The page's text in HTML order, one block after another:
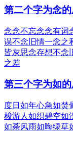
第二个字为念
念念不忘念念有词
误不念旧情一念之
皆灰思念存想不念
之差
第三个字为如
度日如年心急如焚
梭游人如织碧空如
如荼风雨如晦绿草